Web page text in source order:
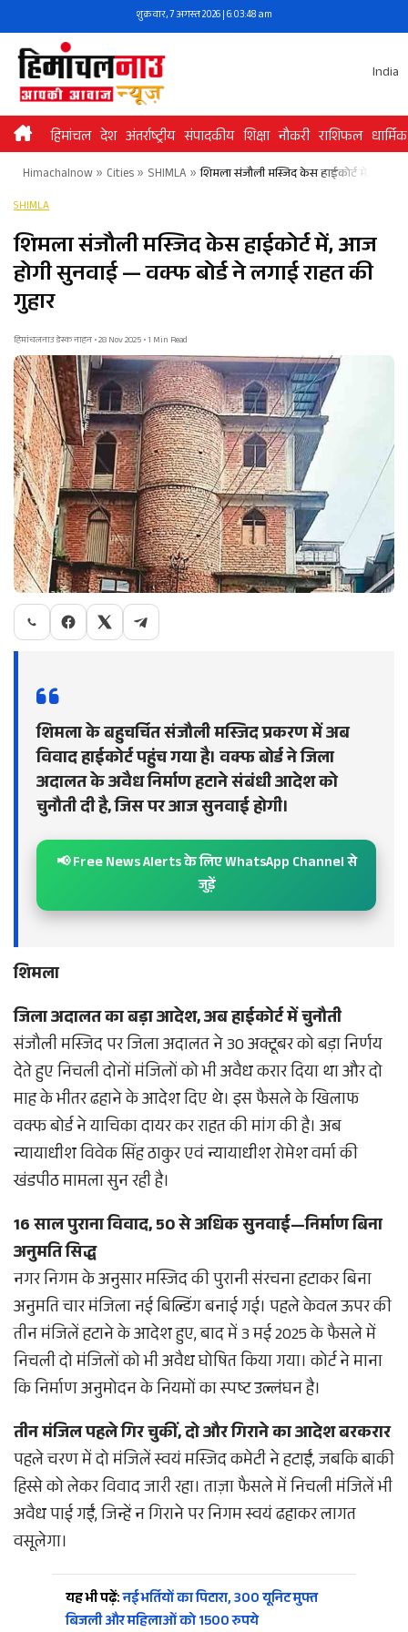
to
content
शुक्रवार, 7 अगस्त 2026 | 6:03:48 am
India
हिमांचल देश अंतर्राष्ट्रीय संपादकीय शिक्षा नौकरी राशिफल धार्मिक
Himachalnow» Cities» SHIMLA » शिमला संजौली मस्जिद केस हाईकोर्ट में, आज
SHIMLA
शिमला संजौली मस्जिद केस हाईकोर्ट में, आज
होगी सुनवाई — वक्फ बोर्ड ने लगाई राहत की
गुहार
हिमांचलनाउ डेस्क नाहन • 28 Nov 2025 • 1 Min Read
शिमला के बहुचर्चित संजौली मस्जिद प्रकरण में अब
विवाद हाईकोर्ट पहुंच गया है। वक्फ बोर्ड ने जिला
अदालत के अवैध निर्माण हटाने संबंधी आदेश को
चुनौती दी है, जिस पर आज सुनवाई होगी।
📢 Free News Alerts के लिए WhatsApp Channel से
जुड़ें
शिमला
जिला अदालत का बड़ा आदेश, अब हाईकोर्ट में चुनौती
संजौली मस्जिद पर जिला अदालत ने 30 अक्टूबर को बड़ा निर्णय
देते हुए निचली दोनों मंजिलों को भी अवैध करार दिया था और दो
माह के भीतर ढहाने के आदेश दिए थे। इस फैसले के खिलाफ
वक्फ बोर्ड ने याचिका दायर कर राहत की मांग की है। अब
न्यायाधीश विवेक सिंह ठाकुर एवं न्यायाधीश रोमेश वर्मा की
खंडपीठ मामला सुन रही है।
16 साल पुराना विवाद, 50 से अधिक सुनवाई—निर्माण बिना
अनुमति सिद्ध
नगर निगम के अनुसार मस्जिद की पुरानी संरचना हटाकर बिना
अनुमति चार मंजिला नई बिल्डिंग बनाई गई। पहले केवल ऊपर की
तीन मंजिलें हटाने के आदेश हुए, बाद में 3 मई 2025 के फैसले में
निचली दो मंजिलों को भी अवैध घोषित किया गया। कोर्ट ने माना
कि निर्माण अनुमोदन के नियमों का स्पष्ट उल्लंघन है।
तीन मंजिल पहले गिर चुकीं, दो और गिराने का आदेश बरकरार
पहले चरण में दो मंजिलें स्वयं मस्जिद कमेटी ने हटाईं, जबकि बाकी
हिस्से को लेकर विवाद जारी रहा। ताज़ा फैसले में निचली मंजिलें भी
अवैध पाई गईं, जिन्हें न गिराने पर निगम स्वयं ढहाकर लागत
वसूलेगा।
यह भी पढ़ें:नई भर्तियों का पिटारा, 300 यूनिट मुफ्त
बिजली और महिलाओं को 1500 रुपये